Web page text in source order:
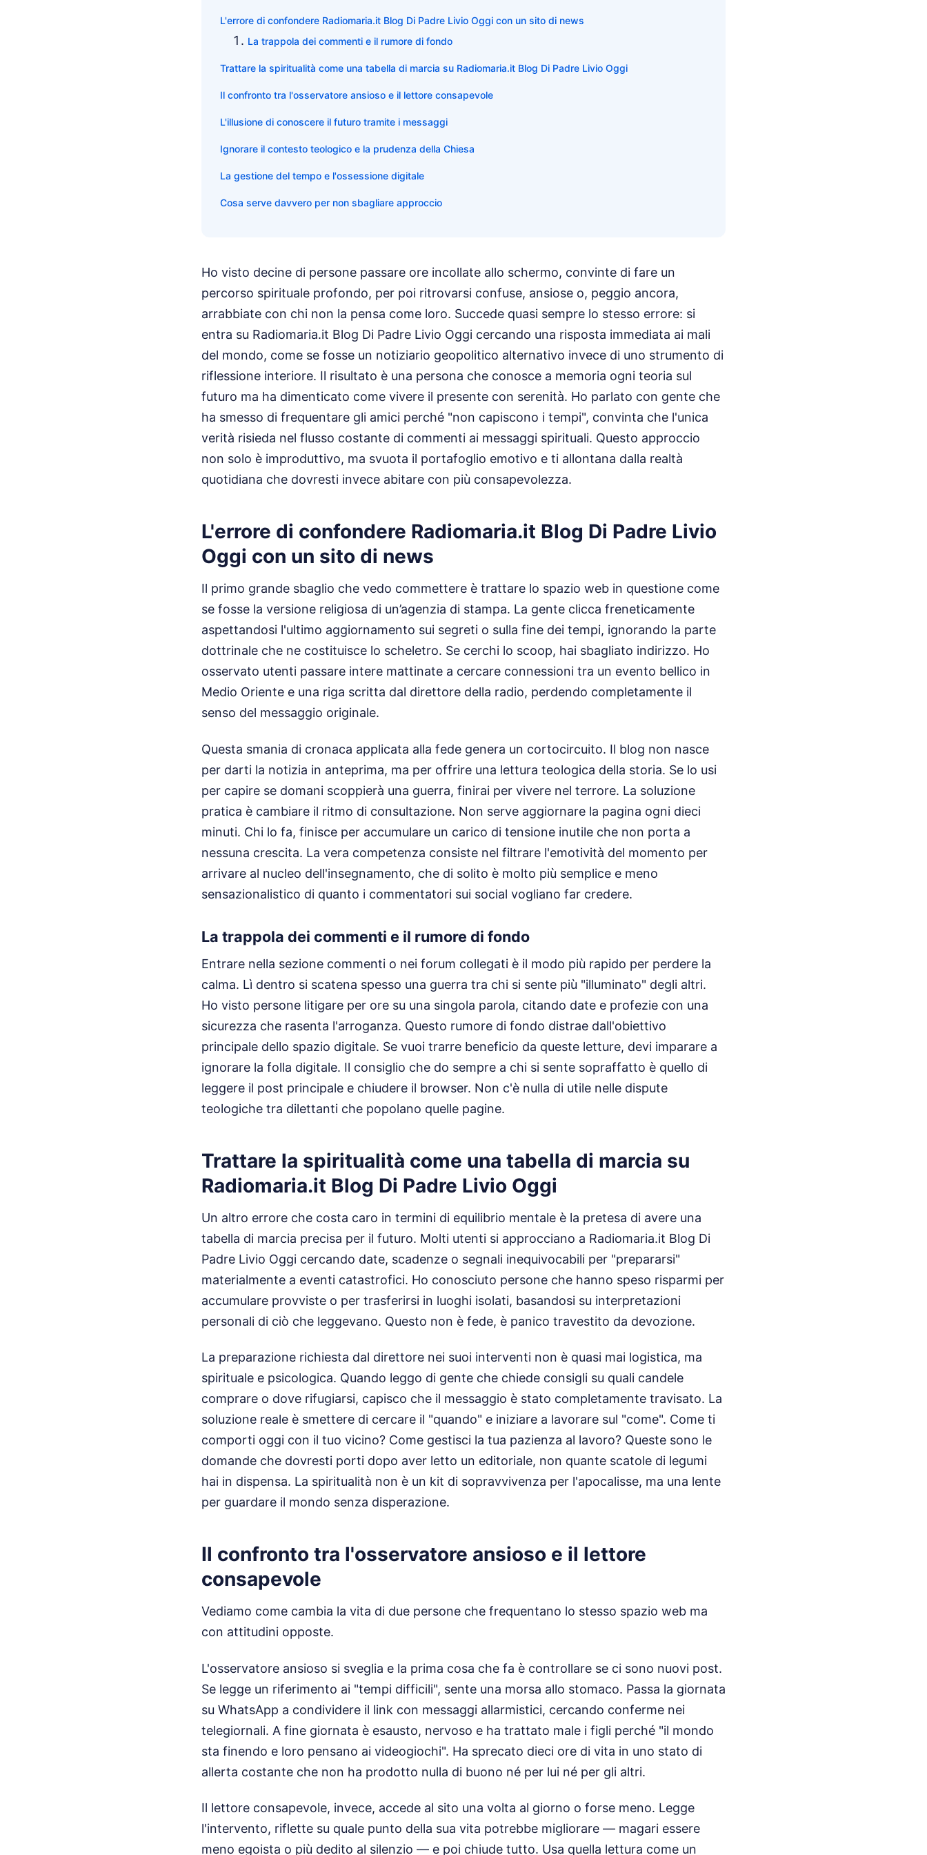
L'errore di confondere Radiomaria.it Blog Di Padre Livio Oggi con un sito di news
La trappola dei commenti e il rumore di fondo
Trattare la spiritualità come una tabella di marcia su Radiomaria.it Blog Di Padre Livio Oggi
Il confronto tra l'osservatore ansioso e il lettore consapevole
L'illusione di conoscere il futuro tramite i messaggi
Ignorare il contesto teologico e la prudenza della Chiesa
La gestione del tempo e l'ossessione digitale
Cosa serve davvero per non sbagliare approccio
Ho visto decine di persone passare ore incollate allo schermo, convinte di fare un
percorso spirituale profondo, per poi ritrovarsi confuse, ansiose o, peggio ancora,
arrabbiate con chi non la pensa come loro. Succede quasi sempre lo stesso errore: si
entra su Radiomaria.it Blog Di Padre Livio Oggi cercando una risposta immediata ai mali
del mondo, come se fosse un notiziario geopolitico alternativo invece di uno strumento di
riflessione interiore. Il risultato è una persona che conosce a memoria ogni teoria sul
futuro ma ha dimenticato come vivere il presente con serenità. Ho parlato con gente che
ha smesso di frequentare gli amici perché "non capiscono i tempi", convinta che l'unica
verità risieda nel flusso costante di commenti ai messaggi spirituali. Questo approccio
non solo è improduttivo, ma svuota il portafoglio emotivo e ti allontana dalla realtà
quotidiana che dovresti invece abitare con più consapevolezza.
L'errore di confondere Radiomaria.it Blog Di Padre Livio
Oggi con un sito di news
Il primo grande sbaglio che vedo commettere è trattare lo spazio web in questione come
se fosse la versione religiosa di un’agenzia di stampa. La gente clicca freneticamente
aspettandosi l'ultimo aggiornamento sui segreti o sulla fine dei tempi, ignorando la parte
dottrinale che ne costituisce lo scheletro. Se cerchi lo scoop, hai sbagliato indirizzo. Ho
osservato utenti passare intere mattinate a cercare connessioni tra un evento bellico in
Medio Oriente e una riga scritta dal direttore della radio, perdendo completamente il
senso del messaggio originale.
Questa smania di cronaca applicata alla fede genera un cortocircuito. Il blog non nasce
per darti la notizia in anteprima, ma per offrire una lettura teologica della storia. Se lo usi
per capire se domani scoppierà una guerra, finirai per vivere nel terrore. La soluzione
pratica è cambiare il ritmo di consultazione. Non serve aggiornare la pagina ogni dieci
minuti. Chi lo fa, finisce per accumulare un carico di tensione inutile che non porta a
nessuna crescita. La vera competenza consiste nel filtrare l'emotività del momento per
arrivare al nucleo dell'insegnamento, che di solito è molto più semplice e meno
sensazionalistico di quanto i commentatori sui social vogliano far credere.
La trappola dei commenti e il rumore di fondo
Entrare nella sezione commenti o nei forum collegati è il modo più rapido per perdere la
calma. Lì dentro si scatena spesso una guerra tra chi si sente più "illuminato" degli altri.
Ho visto persone litigare per ore su una singola parola, citando date e profezie con una
sicurezza che rasenta l'arroganza. Questo rumore di fondo distrae dall'obiettivo
principale dello spazio digitale. Se vuoi trarre beneficio da queste letture, devi imparare a
ignorare la folla digitale. Il consiglio che do sempre a chi si sente sopraffatto è quello di
leggere il post principale e chiudere il browser. Non c'è nulla di utile nelle dispute
teologiche tra dilettanti che popolano quelle pagine.
Trattare la spiritualità come una tabella di marcia su
Radiomaria.it Blog Di Padre Livio Oggi
Un altro errore che costa caro in termini di equilibrio mentale è la pretesa di avere una
tabella di marcia precisa per il futuro. Molti utenti si approcciano a Radiomaria.it Blog Di
Padre Livio Oggi cercando date, scadenze o segnali inequivocabili per "prepararsi"
materialmente a eventi catastrofici. Ho conosciuto persone che hanno speso risparmi per
accumulare provviste o per trasferirsi in luoghi isolati, basandosi su interpretazioni
personali di ciò che leggevano. Questo non è fede, è panico travestito da devozione.
La preparazione richiesta dal direttore nei suoi interventi non è quasi mai logistica, ma
spirituale e psicologica. Quando leggo di gente che chiede consigli su quali candele
comprare o dove rifugiarsi, capisco che il messaggio è stato completamente travisato. La
soluzione reale è smettere di cercare il "quando" e iniziare a lavorare sul "come". Come ti
comporti oggi con il tuo vicino? Come gestisci la tua pazienza al lavoro? Queste sono le
domande che dovresti porti dopo aver letto un editoriale, non quante scatole di legumi
hai in dispensa. La spiritualità non è un kit di sopravvivenza per l'apocalisse, ma una lente
per guardare il mondo senza disperazione.
Il confronto tra l'osservatore ansioso e il lettore
consapevole
Vediamo come cambia la vita di due persone che frequentano lo stesso spazio web ma
con attitudini opposte.
L'osservatore ansioso si sveglia e la prima cosa che fa è controllare se ci sono nuovi post.
Se legge un riferimento ai "tempi difficili", sente una morsa allo stomaco. Passa la giornata
su WhatsApp a condividere il link con messaggi allarmistici, cercando conferme nei
telegiornali. A fine giornata è esausto, nervoso e ha trattato male i figli perché "il mondo
sta finendo e loro pensano ai videogiochi". Ha sprecato dieci ore di vita in uno stato di
allerta costante che non ha prodotto nulla di buono né per lui né per gli altri.
Il lettore consapevole, invece, accede al sito una volta al giorno o forse meno. Legge
l'intervento, riflette su quale punto della sua vita potrebbe migliorare — magari essere
meno egoista o più dedito al silenzio — e poi chiude tutto. Usa quella lettura come un